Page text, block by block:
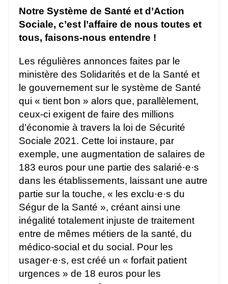
Notre Système de Santé et d’Action
Sociale, c’est l’affaire de nous toutes et
tous, faisons-nous entendre !
Les régulières annonces faites par le
ministère des Solidarités et de la Santé et
le gouvernement sur le système de Santé
qui « tient bon » alors que, parallèlement,
ceux-ci exigent de faire des millions
d’économie à travers la loi de Sécurité
Sociale 2021. Cette loi instaure, par
exemple, une augmentation de salaires de
183 euros pour une partie des salarié·e·s
dans les établissements, laissant une autre
partie sur la touche, « les exclu·e·s du
Ségur de la Santé », créant ainsi une
inégalité totalement injuste de traitement
entre de mêmes métiers de la santé, du
médico-social et du social. Pour les
usager·e·s, est créé un « forfait patient
urgences » de 18 euros pour les